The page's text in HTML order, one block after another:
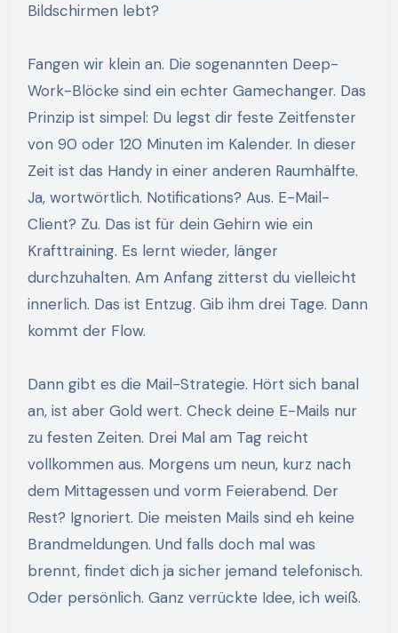
Bildschirmen lebt?
Fangen wir klein an. Die sogenannten Deep-
Work-Blöcke sind ein echter Gamechanger. Das
Prinzip ist simpel: Du legst dir feste Zeitfenster
von 90 oder 120 Minuten im Kalender. In dieser
Zeit ist das Handy in einer anderen Raumhälfte.
Ja, wortwörtlich. Notifications? Aus. E-Mail-
Client? Zu. Das ist für dein Gehirn wie ein
Krafttraining. Es lernt wieder, länger
durchzuhalten. Am Anfang zitterst du vielleicht
innerlich. Das ist Entzug. Gib ihm drei Tage. Dann
kommt der Flow.
Dann gibt es die Mail-Strategie. Hört sich banal
an, ist aber Gold wert. Check deine E-Mails nur
zu festen Zeiten. Drei Mal am Tag reicht
vollkommen aus. Morgens um neun, kurz nach
dem Mittagessen und vorm Feierabend. Der
Rest? Ignoriert. Die meisten Mails sind eh keine
Brandmeldungen. Und falls doch mal was
brennt, findet dich ja sicher jemand telefonisch.
Oder persönlich. Ganz verrückte Idee, ich weiß.